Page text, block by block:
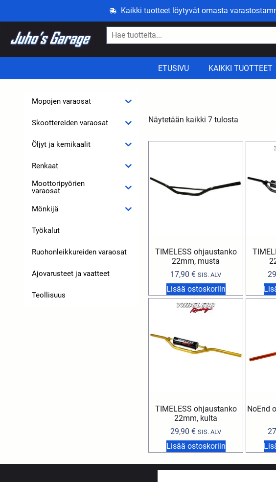
Kaikki tuotteet löytyvät omasta
ETUSIVU KAIKKI TUOTTEET
Mopojen varaosat
Skoottereiden varaosat
Öljyt ja kemikaalit
Renkaat
Moottoripyörien
varaosat
Mönkijä
Työkalut
Ruohonleikkureiden varaosat
Ajovarusteet ja vaatteet
Teollisuus
Näytetään kaikki 7 tulosta
TIMELESS ohjaustanko
22mm, musta
17,90€ SIS. ALV
Lisää ostoskoriin
TIMELESS ohjaustanko
22mm, kulta
29,90€ SIS. ALV
Lisää ostoskoriin
NoEnd